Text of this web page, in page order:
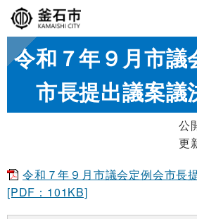
令和７年９月市議
市長提出議案議
公
更
令和７年９月市議会定例会市長
[PDF：101KB]